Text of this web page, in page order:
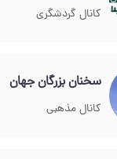
کانال گردشگری
سخنان بزرگان جهان
کانال مذهبی